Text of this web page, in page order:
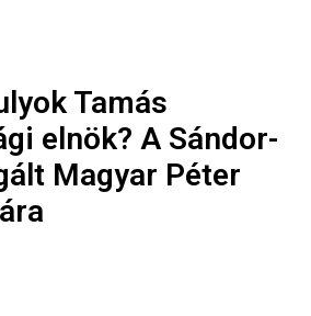
Tamás
elnök? A Sándor-
Magyar Péter